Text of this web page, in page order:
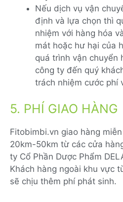
Nếu dịch vụ vận
định và lựa chọn thì
nhiệm với hàng hóa
mát hoặc hư hại của
quá trình vận chuyển
công ty đến quý
trách nhiệm cước phí
5. PHÍ GIAO HÀNG
Fitobimbi.vn giao hàng
20km-50km từ các cửa
ty Cổ Phần Dược Phẩm
Khách hàng ngoài khu vực
sẽ chịu thêm phí phát sinh.